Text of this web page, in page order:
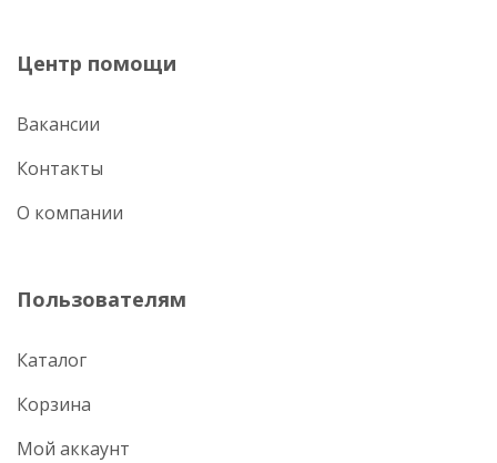
Центр помощи
Вакансии
Контакты
О компании
Пользователям
Каталог
Корзина
Мой аккаунт